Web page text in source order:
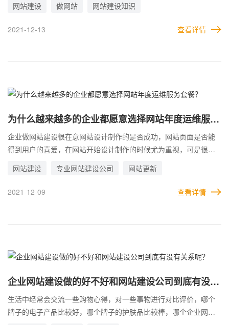
题，企业需要按照企业网站栏目架构来提供资料，这样设计师才好
按照资料来排版设计，有的企业在网站资料提供环节比较纠结，不
再替换，结果到最后问题还是比较多的，最终不满意，网站设计还
料，企业网站建设为什么一定要先提供资料才能开始进行页面设
网站建设 做网站 网站建设知识
2021-12-13 查看详情
为什么越来越多的企业都愿意选择网站年度运维服务
套餐？
企业做网站建设很在意网站设计制作的是否成功，网站页面是否能
得到用户的喜爱，在网站开始设计制作的时候尤为重视，可是很多
的后果就是前功尽弃，企业网站设计制作的再完美，如果没有后面
的好好维护，照样很难发挥出企业网站的价值，企业重视网站建
著，我想这就是为什么越来越多的企业都愿意选择网站年度运维服
网站建设 专业网站建设公司 网站更新
2021-12-09 查看详情
企业网站建设做的好不好和网站建设公司到底有没有
关系呢？
生活中经常会交流一些购物心得，对一些事物进行对比评价，哪个
牌子的电子产品比较好，哪个牌子的护肤品比较棒，哪个企业网站